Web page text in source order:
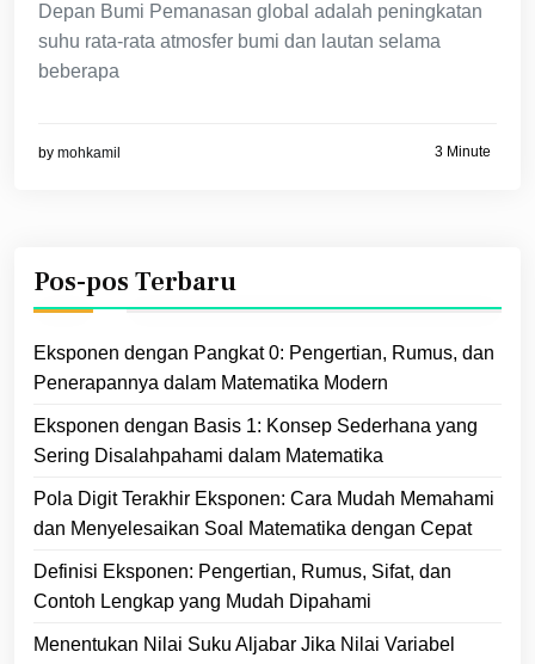
Depan Bumi Pemanasan global adalah peningkatan
suhu rata-rata atmosfer bumi dan lautan selama
beberapa
by mohkamil 3 Minute
Pos-pos Terbaru
Eksponen dengan Pangkat 0: Pengertian, Rumus, dan
Penerapannya dalam Matematika Modern
Eksponen dengan Basis 1: Konsep Sederhana yang
Sering Disalahpahami dalam Matematika
Pola Digit Terakhir Eksponen: Cara Mudah Memahami
dan Menyelesaikan Soal Matematika dengan Cepat
Definisi Eksponen: Pengertian, Rumus, Sifat, dan
Contoh Lengkap yang Mudah Dipahami
Menentukan Nilai Suku Aljabar Jika Nilai Variabel